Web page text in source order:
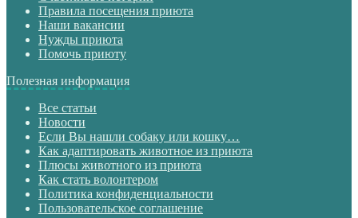
Правила посещения приюта
Наши вакансии
Нужды приюта
Помочь приюту
Полезная информация
Все статьи
Новости
Если Вы нашли собаку или кошку…
Как адаптировать животное из приюта
Плюсы животного из приюта
Как стать волонтером
Политика конфиденциальности
Пользовательское соглашение